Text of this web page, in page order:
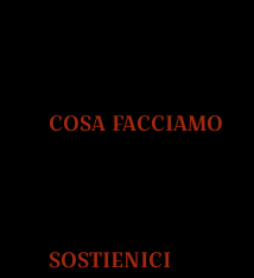
COSA FACCIAMO
SOSTIENICI